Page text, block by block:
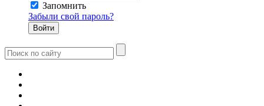
Запомнить
Забыли свой пароль?